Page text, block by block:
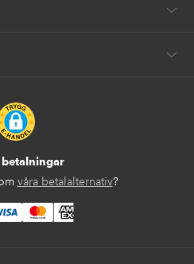
betalningar
våra betalalternativ?